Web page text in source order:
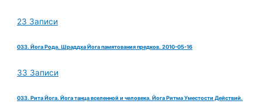
23 Записи
033. Йога Рода. Шраддха Йога памятования предков. 2010-05-16
33 Записи
033. Рита Йога. Йога танца вселенной и человека. Йога Ритма Уместости Действий.